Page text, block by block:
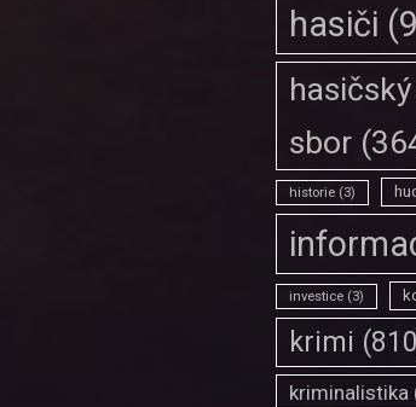
hasiči
sbor
historie (3)
investice (3)
krimi
kriminalistika